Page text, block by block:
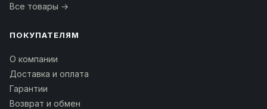
Все товары →
ПОКУПАТЕЛЯМ
О компании
Доставка и оплата
Гарантии
Возврат и обмен